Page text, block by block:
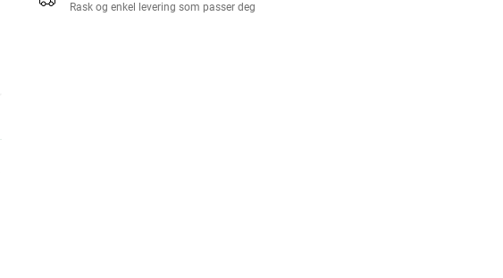
Rask og enkel levering som passer deg